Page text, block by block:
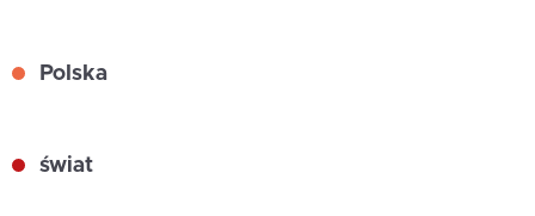
Polska
świat